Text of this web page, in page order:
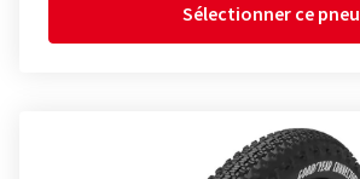
Sélectionner ce pneu